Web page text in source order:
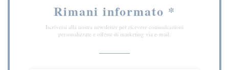
Rimani informato *
Iscriversi alla nostra newsletter per ricevere comunicazioni
personalizzate e offerte di marketing via e-mail.